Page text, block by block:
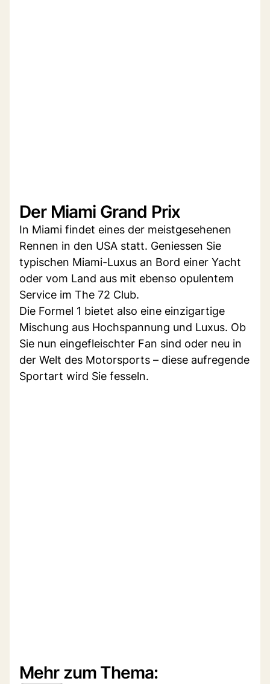
Der Miami Grand Prix
In Miami findet eines der meistgesehenen
Rennen in den USA statt. Geniessen Sie
typischen Miami-Luxus an Bord einer Yacht
oder vom Land aus mit ebenso opulentem
Service im The 72 Club.
Die Formel 1 bietet also eine einzigartige
Mischung aus Hochspannung und Luxus. Ob
Sie nun eingefleischter Fan sind oder neu in
der Welt des Motorsports – diese aufregende
Sportart wird Sie fesseln.
Mehr zum Thema: